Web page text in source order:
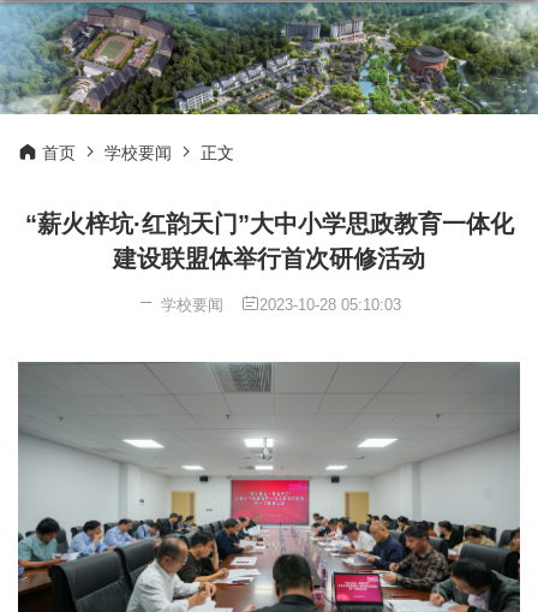
首页 学校要闻 正文
“薪火梓坑·红韵天门”大中小学思政教育一体化
建设联盟体举行首次研修活动
学校要闻 2023-10-28 05:10:03